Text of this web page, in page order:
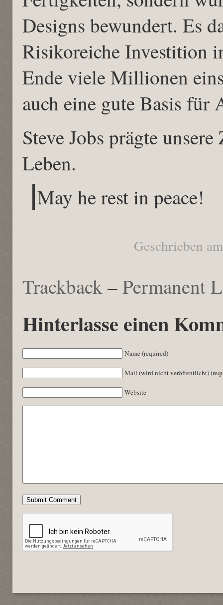
Designs bewundert. Es
Risikoreiche Investition
Ende viele Millionen
auch eine gute Basis für
Steve Jobs prägte
Leben.
May he rest in peace!
Geschrieben
Trackback–Permanent
Hinterlasse einen
Name (required)
Mail (wird nicht veröffentlicht)
Website